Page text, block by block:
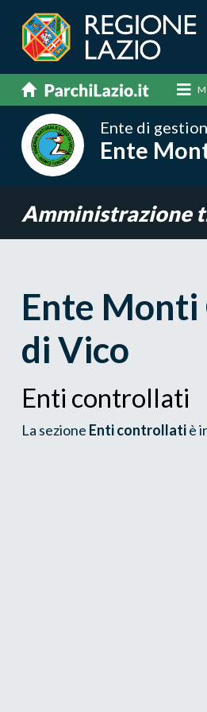
Ente di
Ente
Amministrazione
Ente Monti
di Vico
Enti controllati
La sezione Enti controllatiè